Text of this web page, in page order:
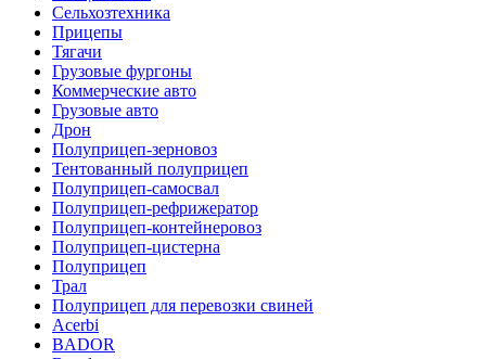
Сельхозтехника
Прицепы
Тягачи
Грузовые фургоны
Коммерческие авто
Грузовые авто
Дрон
Полуприцеп-зерновоз
Тентованный полуприцеп
Полуприцеп-самосвал
Полуприцеп-рефрижератор
Полуприцеп-контейнеровоз
Полуприцеп-цистерна
Полуприцеп
Трал
Полуприцеп для перевозки свиней
Acerbi
BADOR